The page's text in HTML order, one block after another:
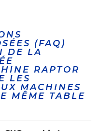
(FAQ)
DE LA
RAPTOR
LES
MACHINES
MÊME TABLE